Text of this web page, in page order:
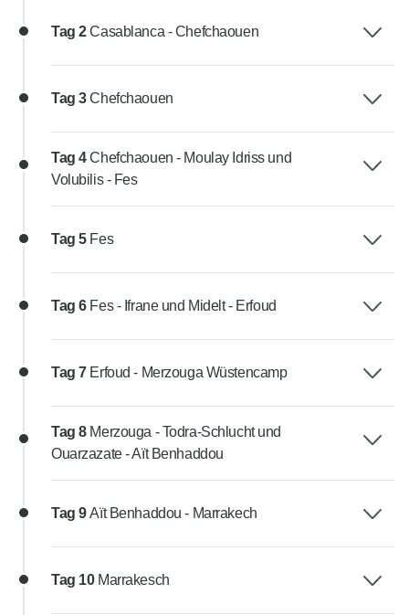
Tag 2Casablanca - Chefchaouen
Tag 3Chefchaouen
Tag 4Chefchaouen - Moulay Idriss und
Volubilis - Fes
Tag 5 Fes
Tag 6 Fes - Ifrane und Midelt - Erfoud
Tag 7 Erfoud - Merzouga Wüstencamp
Tag 8 Merzouga - Todra-Schlucht und
Ouarzazate - Aït Benhaddou
Tag 9Aït Benhaddou - Marrakech
Tag 10 Marrakesch